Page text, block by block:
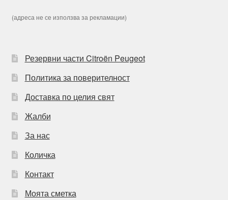
(адреса не се използва за рекламации)
Резервни части Citroën Peugeot
Политика за поверителност
Доставка по целия свят
Жалби
За нас
Количка
Контакт
Моята сметка